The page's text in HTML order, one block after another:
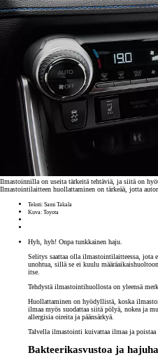
Ilmastoinnilla on useita tärkeitä tehtäviä, ja siitä on
Ilmastointilaitteen huollattaminen on tärkeää, jotta
Teksti: Sami Takala
Kuva: Toyota
Hyh, hyh! Onpa tunkkainen haju.
Selitys saattaa olla ilmastointilaitteessa, jota
unohtua, sillä se ei kuulu
itse.
Tehdystä ilmastointihuollosta on yleensä
Huollattaminen on hyödyllistä, koska
ilmaa myös suodattaa siitä pölyä, nokea ja
allergisia oireita ja päänsärkyä.
Talvella ilmastointi kuivattaa ilmaa ja poistaa
Bakteerikasvustoa ja